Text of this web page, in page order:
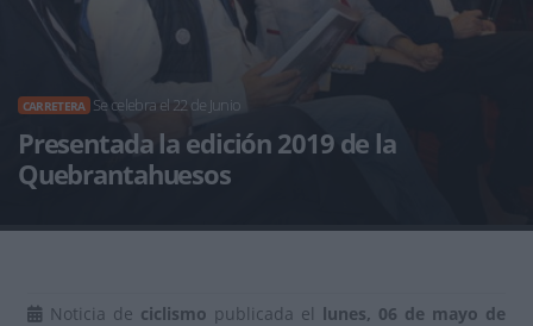
CARRETERA Se celebra el 22 de Junio
Presentada la edición 2019 de la
Quebrantahuesos
Noticia de ciclismo publicada el lunes, 06 de mayo de